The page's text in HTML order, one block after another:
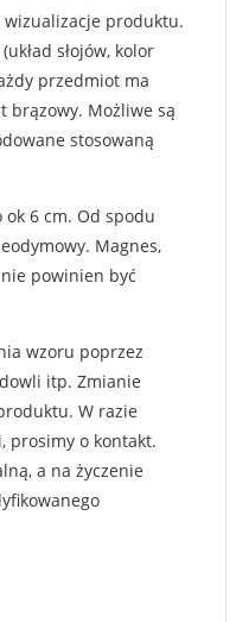
produktu.
słojów, kolor
przedmiot ma
brązowy. Możliwe są
stosowaną
6 cm. Od spodu
Magnes,
powinien być
wzoru poprzez
itp. Zmianie
W razie
prosimy o kontakt.
a na życzenie